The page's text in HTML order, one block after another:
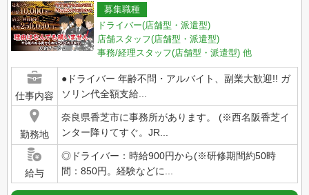
募集職種
ドライバー(店舗型・派遣型)
店舗スタッフ(店舗型・派遣型)
事務/経理スタッフ(店舗型・派遣型) 他
仕事内容
●ドライバー 年齢不問・アルバイト、副業大歓迎!! ガ
ソリン代全額支給...
勤務地
奈良県香芝市に事務所があります。 (※西名阪香芝イ
ンター降りてすぐ。JR...
給与
◎ドライバー：時給900円から(※研修期間約50時
間：850円。経験などに...